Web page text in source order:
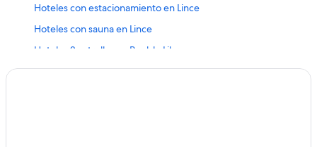
Hoteles con estacionamiento en Lince
Hoteles con sauna en Lince
Hoteles 2 estrellas en Pueblo Libre
Hoteles 3 estrellas en Pueblo Libre